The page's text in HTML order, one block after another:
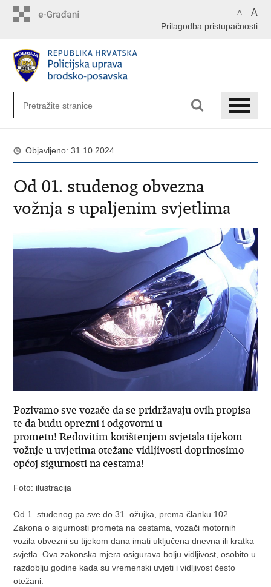
A A
Prilagodba pristupačnosti
Objavljeno: 31.10.2024.
Od 01. studenog obvezna
vožnja s upaljenim svjetlima
Pozivamo sve vozače da se pridržavaju ovih propisa
te da budu oprezni i odgovorni u
prometu! Redovitim korištenjem svjetala tijekom
vožnje u uvjetima otežane vidljivosti doprinosimo
općoj sigurnosti na cestama!
Foto: ilustracija
Od 1. studenog pa sve do 31. ožujka, prema članku 102.
Zakona o sigurnosti prometa na cestama, vozači motornih
vozila obvezni su tijekom dana imati uključena dnevna ili kratka
svjetla. Ova zakonska mjera osigurava bolju vidljivost, osobito u
razdoblju godine kada su vremenski uvjeti i vidljivost često
otežani.